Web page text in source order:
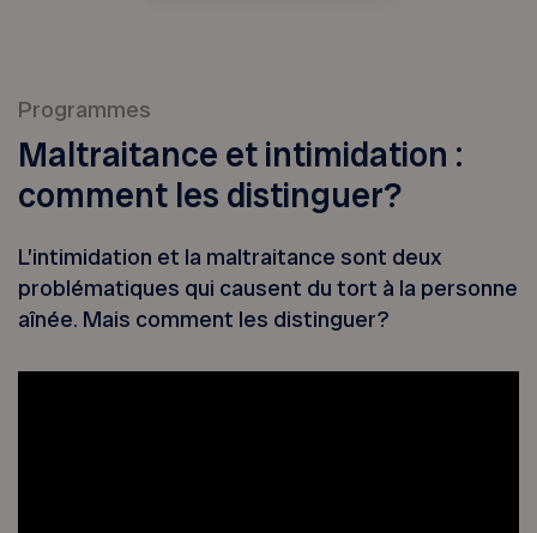
Programmes
Maltraitance et intimidation :
comment les distinguer?
L’intimidation et la maltraitance sont deux
problématiques qui causent du tort à la personne
aînée. Mais comment les distinguer?